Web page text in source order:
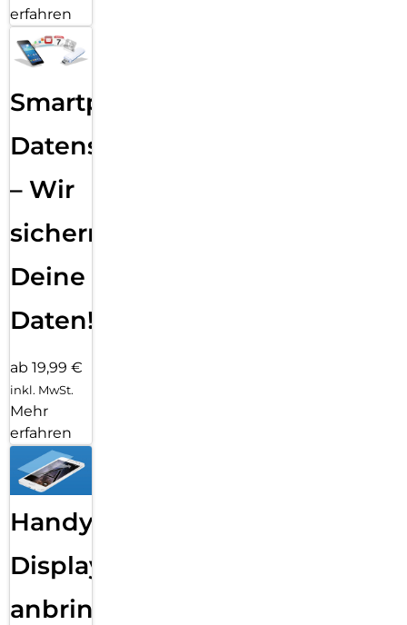
erfahren
Smartphone
Datensicherung
– Wir
sichern
Deine
Daten!
ab 19,99 €
inkl. MwSt.
Mehr
erfahren
Handy
Displayfolie
anbringen